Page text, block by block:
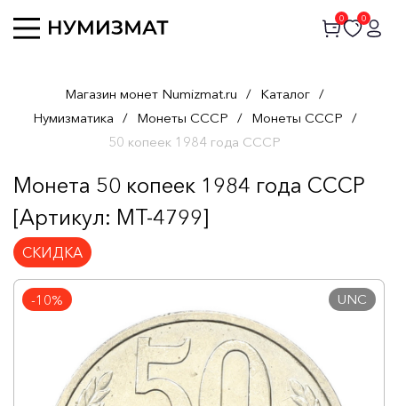
0 0
Магазин монет Numizmat.ru / Каталог /
Нумизматика / Монеты СССР / Монеты СССР /
50 копеек 1984 года СССР
Монета 50 копеек 1984 года СССР
[Артикул: MT-4799]
СКИДКА
-10% UNC